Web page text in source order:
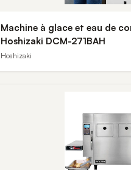
Machine à glace et eau de
Hoshizaki DCM-271BAH
Hoshizaki